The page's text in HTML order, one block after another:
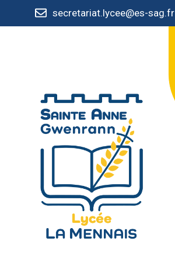
secretariat.lycee@es-sag.fr